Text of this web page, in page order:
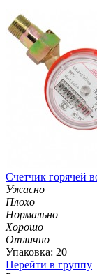
Счетчик горячей
Ужасно
Плохо
Нормально
Хорошо
Отлично
Упаковка: 20
Перейти в группу